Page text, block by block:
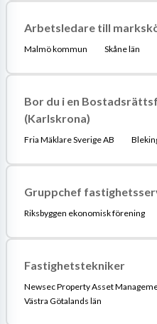
Arbetsledare till
Malmö kommun Skåne län
Bor du i en
(Karlskrona)
Fria Mäklare Sverige AB
Gruppchef
Riksbyggen ekonomisk förening
Fastighetstekniker
Newsec Property Asset
Västra Götalands län